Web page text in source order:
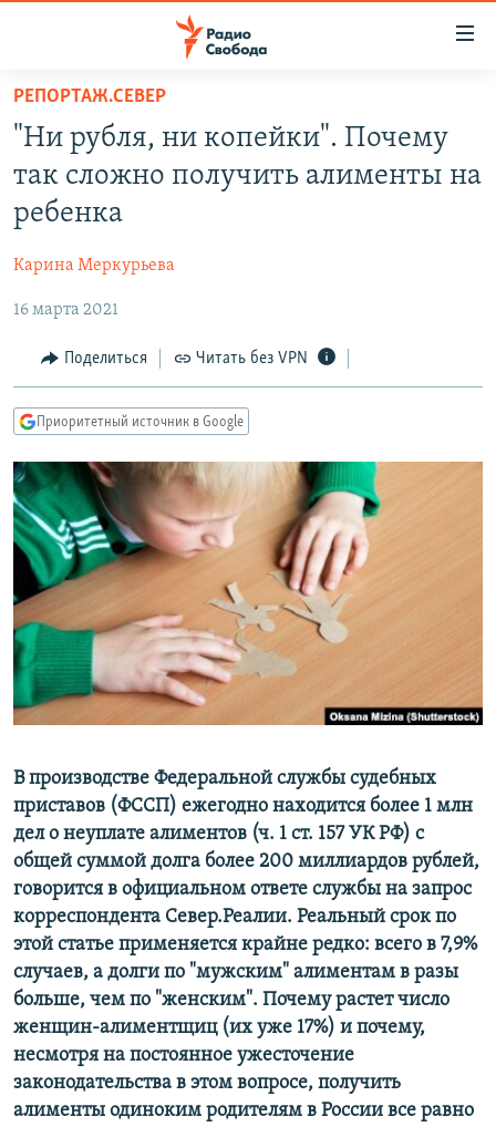
упрощенного
доступа
основному
Вернутся
навигации
Вернутся
поиску
ПРОГРАММЫ
ПОДКАСТЫ
АВТОРСКИЕ ПРОЕКТЫ
МНЕНИЯ
КУЛЬТУРА
IDEL.РЕАЛИИ
СЕВЕР.РЕАЛИИ
СИБИРЬ.РЕАЛИИ
РАСПИСАНИЕ ВЕЩАНИЯ
ПОДПИШИТЕСЬ НА РАССЫЛКУ
СОЦИАЛЬНЫЕ СЕТИ
Все сайты РСЕ/РС
РЕПОРТАЖ.СЕВЕР
"Ни рубля, ни копейки". Почему
так сложно получить алименты на
ребенка
Карина Меркурьева
16 марта 2021
Поделиться Читать без VPN
Приоритетный источник в Google
В производстве Федеральной службы судебных
приставов (ФССП) ежегодно находится более 1 млн
дел о неуплате алиментов (ч. 1 ст. 157 УК РФ) с
общей суммой долга более 200 миллиардов рублей,
говорится в официальном ответе службы на запрос
корреспондента Север.Реалии. Реальный срок по
этой статье применяется крайне редко: всего в 7,9%
случаев, а долги по "мужским" алиментам в разы
больше, чем по "женским". Почему растет число
женщин-алиментщиц (их уже 17%) и почему,
несмотря на постоянное ужесточение
законодательства в этом вопросе, получить
алименты одиноким родителям в России все равно